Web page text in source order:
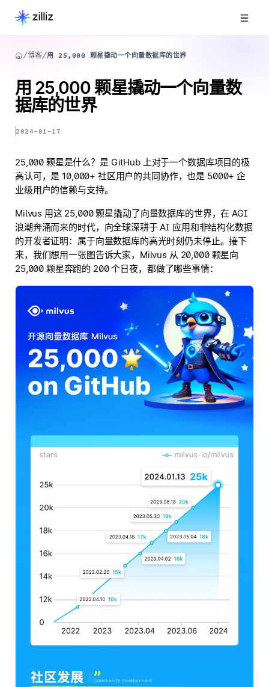
博客 用 25,000 颗星撬动一个向量数据库的世界
用 25,000 颗星撬动一个向量数
据库的世界
2024-01-17
25,000 颗星是什么？是 GitHub 上对于一个数据库项目的极
高认可，是 10,000+ 社区用户的共同协作，也是 5000+ 企
业级用户的信赖与支持。
Milvus 用这 25,000 颗星撬动了向量数据库的世界，在 AGI
浪潮奔涌而来的时代，向全球深耕于 AI 应用和非结构化数据
的开发者证明：属于向量数据库的高光时刻仍未停止。接下
来，我们想用一张图告诉大家，Milvus 从 20,000 颗星向
25,000 颗星奔跑的 200 个日夜，都做了哪些事情：